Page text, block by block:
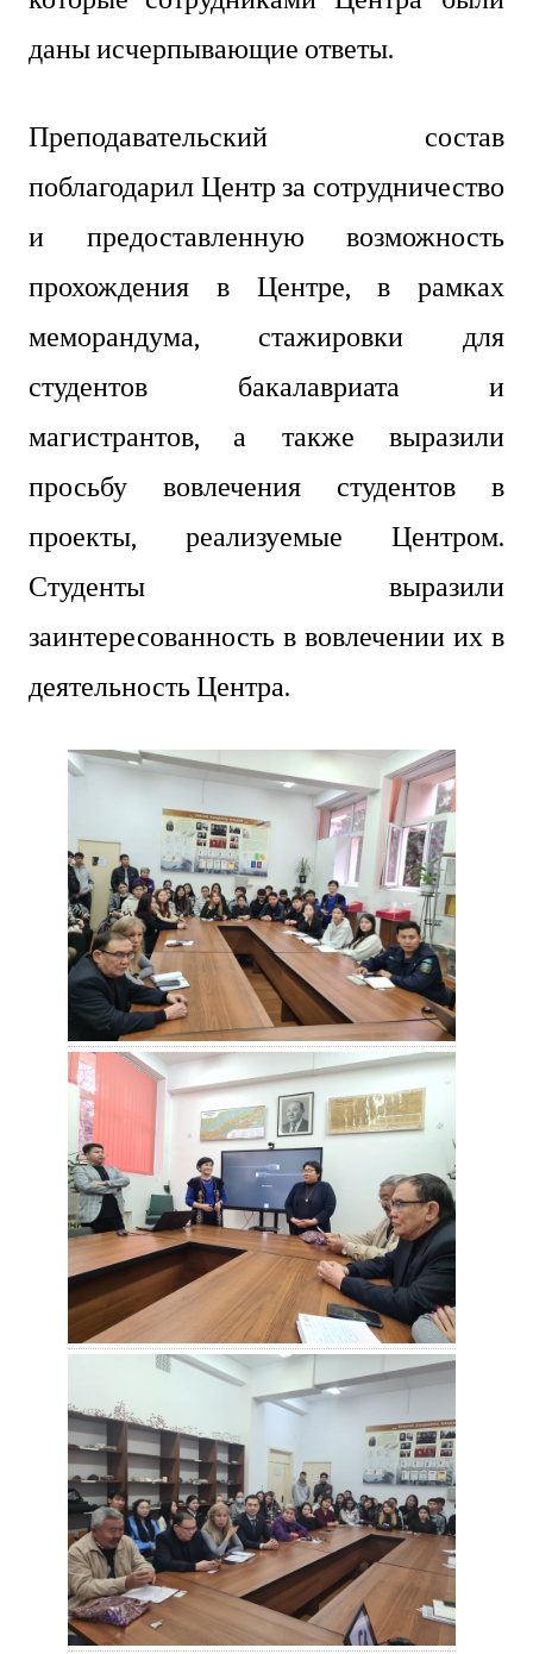
даны исчерпывающие ответы.
Преподавательский состав
поблагодарил Центр за сотрудничество
и предоставленную возможность
прохождения в Центре, в рамках
меморандума, стажировки для
студентов бакалавриата и
магистрантов, а также выразили
просьбу вовлечения студентов в
проекты, реализуемые Центром.
Студенты выразили
заинтересованность в вовлечении их в
деятельность Центра.